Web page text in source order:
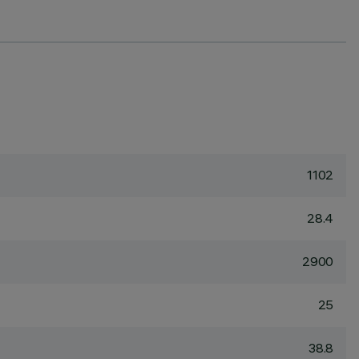
1102
28.4
2900
25
38.8